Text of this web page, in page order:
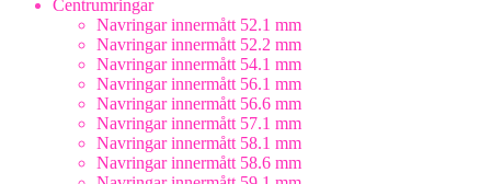
Centrumringar
Navringar innermått 52.1 mm
Navringar innermått 52.2 mm
Navringar innermått 54.1 mm
Navringar innermått 56.1 mm
Navringar innermått 56.6 mm
Navringar innermått 57.1 mm
Navringar innermått 58.1 mm
Navringar innermått 58.6 mm